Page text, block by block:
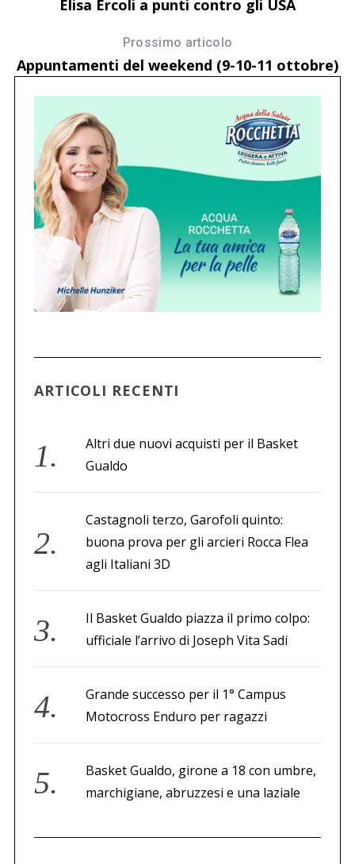
Elisa Ercoli a punti contro gli USA
Prossimo articolo
Appuntamenti del weekend (9-10-11 ottobre)
ARTICOLI RECENTI
Altri due nuovi acquisti per il Basket
Gualdo
Castagnoli terzo, Garofoli quinto:
buona prova per gli arcieri Rocca Flea
agli Italiani 3D
Il Basket Gualdo piazza il primo colpo:
ufficiale l’arrivo di Joseph Vita Sadi
Grande successo per il 1° Campus
Motocross Enduro per ragazzi
Basket Gualdo, girone a 18 con umbre,
marchigiane, abruzzesi e una laziale